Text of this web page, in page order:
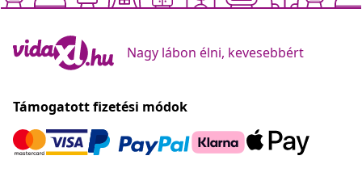
Nagy lábon élni, kevesebbért
Támogatott fizetési módok